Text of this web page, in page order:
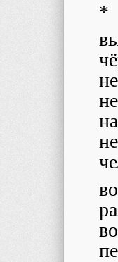
*